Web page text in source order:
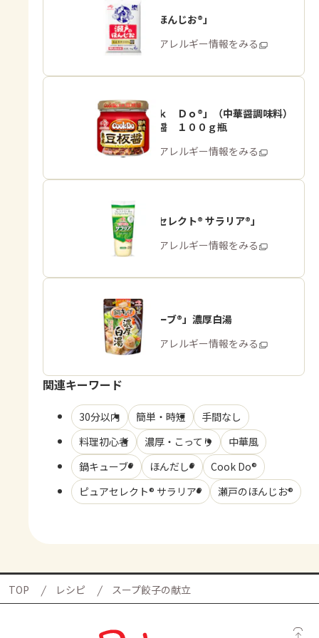
「瀬戸のほんじお®」
商品・アレルギー情報をみる
「Ｃｏｏｋ Ｄｏ®」（中華醤調味料）
熟成豆板醤 １００ｇ瓶
商品・アレルギー情報をみる
「ピュアセレクト® サラリア®」
商品・アレルギー情報をみる
「鍋キューブ®」濃厚白湯
商品・アレルギー情報をみる
関連キーワード
30分以内 簡単・時短
手間なし
料理初心者
濃厚・こってり
中華風
鍋キューブ®
ほんだし®
Cook Do®
ピュアセレクト® サラリア®
瀬戸のほんじお®
TOP レシピ スープ餃子の献立